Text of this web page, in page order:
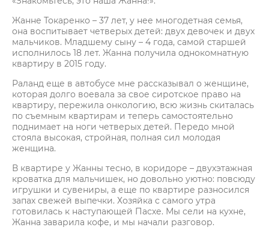
Жанне Токаренко – 37 лет, у нее многодетная семья,
она воспитывает четверых детей: двух девочек и двух
мальчиков. Младшему сыну – 4 года, самой старшей
исполнилось 18 лет. Жанна получила однокомнатную
квартиру в 2015 году.
Раланд еще в автобусе мне рассказывал о женщине,
которая долго воевала за свое сиротское право на
квартиру, пережила онкологию, всю жизнь скиталась
по съемным квартирам и теперь самостоятельно
поднимает на ноги четверых детей. Передо мной
стояла высокая, стройная, полная сил молодая
женщина.
В квартире у Жанны тесно, в коридоре – двухэтажная
кроватка для мальчишек, но довольно уютно: повсюду
игрушки и сувениры, а еще по квартире разносился
запах свежей выпечки. Хозяйка с самого утра
готовилась к наступающей Пасхе. Мы сели на кухне,
Жанна заварила кофе, и мы начали разговор.